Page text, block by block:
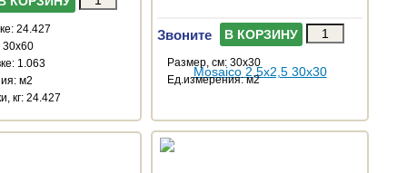
24.427
30x60
1.063
м2
кг: 24.427
Звоните В КОРЗИНУ
Размер, см: 30x30
Ед.измерения: м2